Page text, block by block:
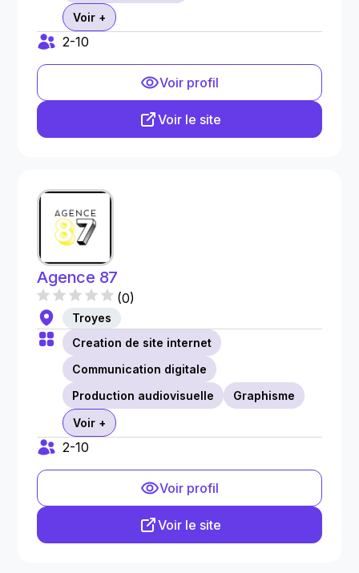
Voir +
2-10
Voir profil
Voir le site
Agence 87
(0)
Troyes
Creation de site internet
Communication digitale
Production audiovisuelle
Graphisme
Voir +
2-10
Voir profil
Voir le site